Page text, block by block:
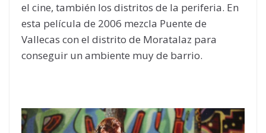
el cine, también los distritos de la periferia. En
esta película de 2006 mezcla Puente de
Vallecas con el distrito de Moratalaz para
conseguir un ambiente muy de barrio.